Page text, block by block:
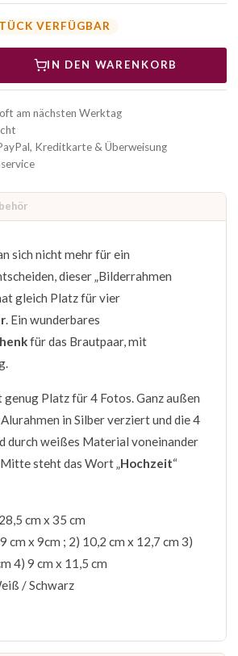
VERFÜGBAR
IN DEN WARENKORB
am nächsten Werktag
Kreditkarte & Überweisung
sich nicht mehr für ein
dieser „Bilderrahmen
gleich Platz für vier
. Ein wunderbares
für das Brautpaar, mit
genug Platz für 4 Fotos. Ganz außen
in Silber verziert und die 4
durch weißes Material voneinander
steht das Wort „ Hochzeit“
cm x 35 cm
cm x 9cm ; 2) 10,2 cm x 12,7 cm 3)
4) 9 cm x 11,5 cm
/ Schwarz